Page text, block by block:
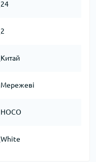
24
2
Китай
Мережеві
HOCO
White